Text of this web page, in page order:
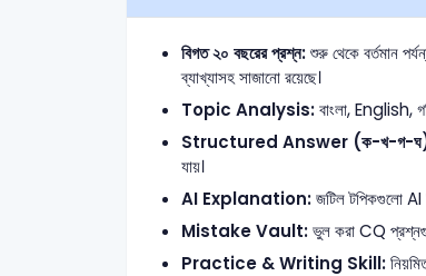
বিগত ২০ বছরের প্রশ্ন:শুরু থেকে বর্তমান
ব্যাখ্যাসহ সাজানো রয়েছে।
Topic Analysis:বাংলা, English,
Structured Answer (ক-খ-গ-
যায়।
AI Explanation:জটিল টপিকগুলো AI
Mistake Vault:ভুল করা CQ
Practice & Writing Skill: